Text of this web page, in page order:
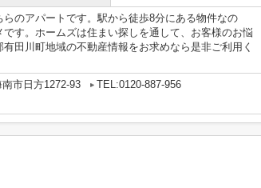
のアパートです。駅から徒歩8分にある物件なの
す。ホームズは住まい探しを通して、お客様のお悩
田川町地域の不動産情報をお求めなら是非ご利用く
市日方1272-93
TEL:0120-887-956